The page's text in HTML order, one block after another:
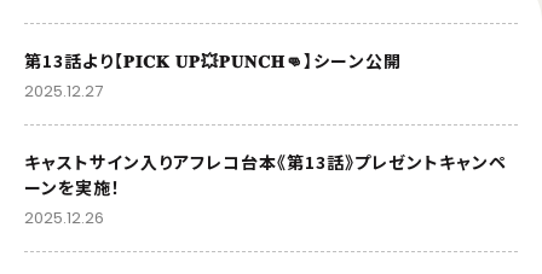
第13話より【𝐏𝐈𝐂𝐊 𝐔𝐏💥𝐏𝐔𝐍𝐂𝐇👊】シーン公開
2025.12.27
キャストサイン入りアフレコ台本《第13話》プレゼントキャンペ
ーンを実施！
2025.12.26